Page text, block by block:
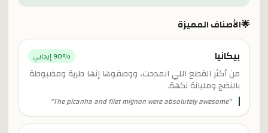
🌟الأصناف المميزة
بيكانيا 90% إيجابي
من أكثر القطع اللي انمدحت، ووصفوها إنها طرية ومضبوطة
بالنضج ومليانة نكهة.
"
The picanha and filet mignon were absolutely awesome
"